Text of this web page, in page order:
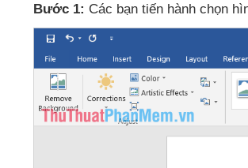
Bước 1: Các bạn tiến hành chọn